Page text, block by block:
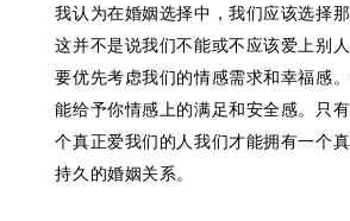
我认为在婚姻选择中，我们应该选择那
这并不是说我们不能或不应该爱上别
要优先考虑我们的情感需求和幸福感
能给予你情感上的满足和安全感。只
个真正爱我们的人我们才能拥有一个
持久的婚姻关系。